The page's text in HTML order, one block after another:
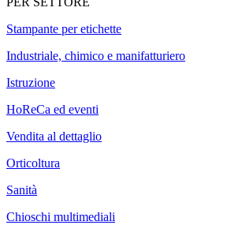
Stampante per etichette
Industriale, chimico e manifatturiero
Istruzione
HoReCa ed eventi
Vendita al dettaglio
Orticoltura
Sanità
Chioschi multimediali